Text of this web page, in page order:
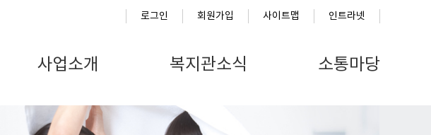
로그인 회원가입 사이트맵 인트라넷
사업소개 복지관소식 소통마당